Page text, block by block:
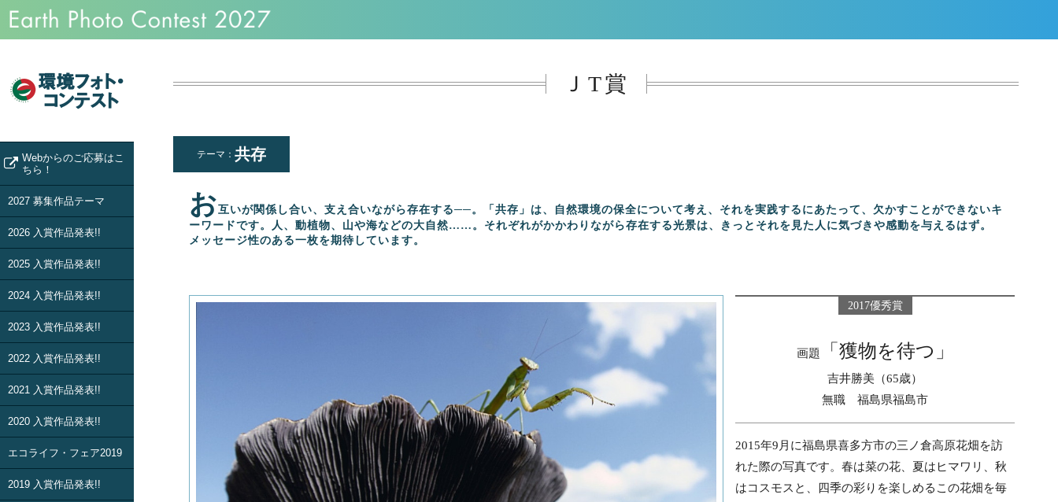
Webからのご応募はこ
ちら！
2027 募集作品テーマ
2026 入賞作品発表!!
2025 入賞作品発表!!
2024 入賞作品発表!!
2023 入賞作品発表!!
2022 入賞作品発表!!
2021 入賞作品発表!!
2020 入賞作品発表!!
エコライフ・フェア2019
2019 入賞作品発表!!
ＪT賞
テーマ： 共存
お互いが関係し合い、支え合いながら存在する──。「共存」は、自然環境の保全について考え、それを実践するにあたって、欠かすことができないキ
ーワードです。人、動植物、山や海などの大自然……。それぞれがかかわりながら存在する光景は、きっとそれを見た人に気づきや感動を与えるはず。
メッセージ性のある一枚を期待しています。
2017優秀賞
画題 「獲物を待つ」
吉井勝美（65歳）
無職 福島県福島市
2015年9月に福島県喜多方市の三ノ倉高原花畑を訪
れた際の写真です。春は菜の花、夏はヒマワリ、秋
はコスモスと、四季の彩りを楽しめるこの花畑を毎